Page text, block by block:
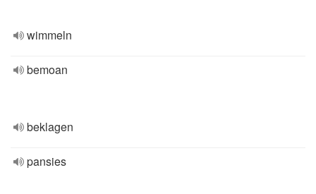
wimmeln
bemoan
beklagen
pansies